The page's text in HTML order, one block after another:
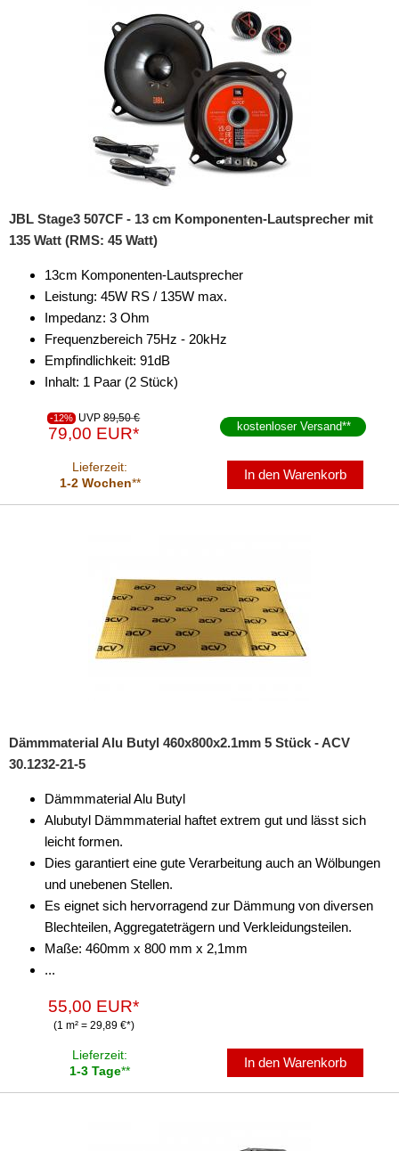
JBL Stage3 507CF - 13 cm Komponenten-Lautsprecher mit
135 Watt (RMS: 45 Watt)
13cm Komponenten-Lautsprecher
Leistung: 45W RS / 135W max.
Impedanz: 3 Ohm
Frequenzbereich 75Hz - 20kHz
Empfindlichkeit: 91dB
Inhalt: 1 Paar (2 Stück)
-12% UVP 89,50 €
79,00 EUR* kostenloser Versand**
Lieferzeit:
1-2 Wochen**
In den Warenkorb
Dämmmaterial Alu Butyl 460x800x2.1mm 5 Stück - ACV
30.1232-21-5
Dämmmaterial Alu Butyl
Alubutyl Dämmmaterial haftet extrem gut und lässt sich
leicht formen.
Dies garantiert eine gute Verarbeitung auch an Wölbungen
und unebenen Stellen.
Es eignet sich hervorragend zur Dämmung von diversen
Blechteilen, Aggregateträgern und Verkleidungsteilen.
Maße: 460mm x 800 mm x 2,1mm
...
55,00 EUR*
(1 m² = 29,89 €*)
Lieferzeit:
1-3 Tage**
In den Warenkorb